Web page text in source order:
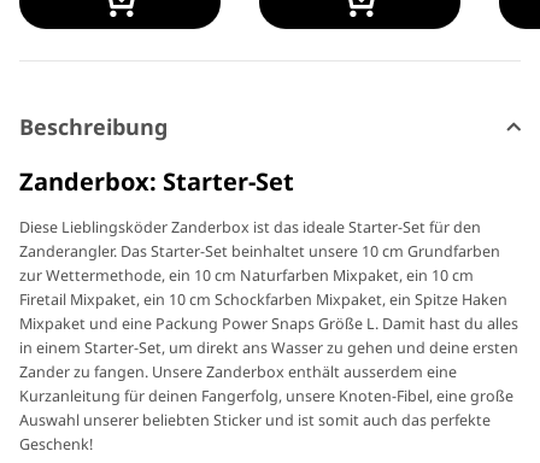
Beschreibung
Zanderbox: Starter-Set
Diese Lieblingsköder Zanderbox ist das ideale Starter-Set für den
Zanderangler. Das Starter-Set beinhaltet unsere 10 cm Grundfarben
zur Wettermethode, ein 10 cm Naturfarben Mixpaket, ein 10 cm
Firetail Mixpaket, ein 10 cm Schockfarben Mixpaket, ein Spitze Haken
Mixpaket und eine Packung Power Snaps Größe L. Damit hast du alles
in einem Starter-Set, um direkt ans Wasser zu gehen und deine ersten
Zander zu fangen. Unsere Zanderbox enthält ausserdem eine
Kurzanleitung für deinen Fangerfolg, unsere Knoten-Fibel, eine große
Auswahl unserer beliebten Sticker und ist somit auch das perfekte
Geschenk!